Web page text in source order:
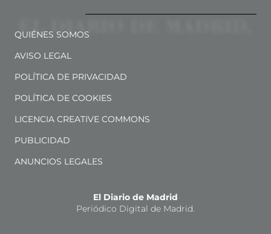
QUIÉNES SOMOS
AVISO LEGAL
POLÍTICA DE PRIVACIDAD
POLÍTICA DE COOKIES
LICENCIA CREATIVE COMMONS
PUBLICIDAD
ANUNCIOS LEGALES
El Diario de Madrid
Periódico Digital de Madrid.